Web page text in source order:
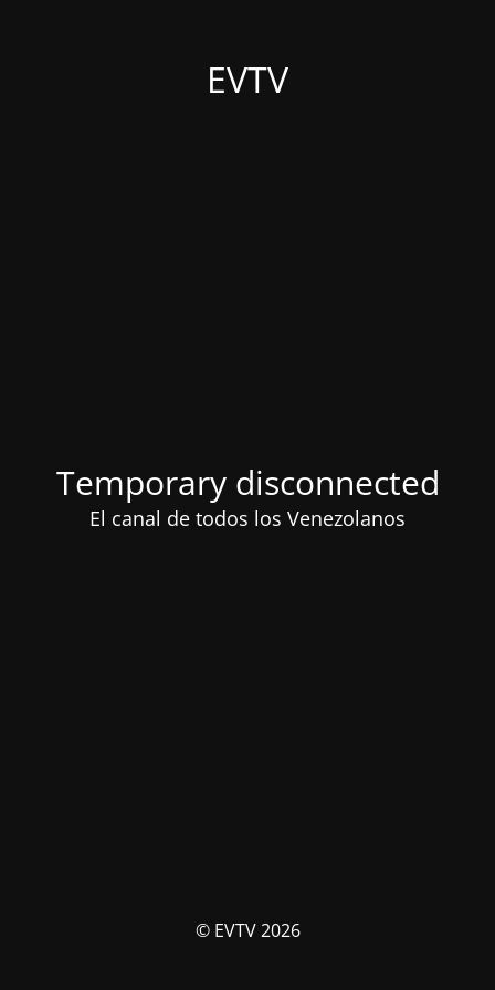
EVTV
Temporary disconnected
El canal de todos los Venezolanos
© EVTV 2026